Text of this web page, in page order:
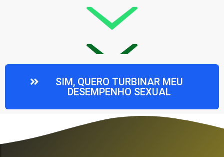
SIM, QUERO TURBINAR MEU
DESEMPENHO SEXUAL